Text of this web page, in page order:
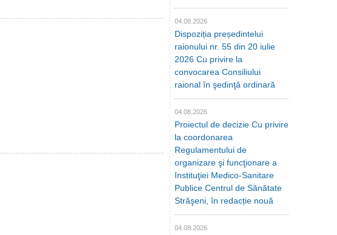
04.08.2026
Dispoziția președintelui
raionului nr. 55 din 20 iulie
2026 Cu privire la
convocarea Consiliului
raional în şedinţă ordinară
04.08.2026
Proiectul de decizie Cu privire
la coordonarea
Regulamentului de
organizare şi funcţionare a
Instituţiei Medico-Sanitare
Publice Centrul de Sănătate
Străşeni, în redacție nouă
04.08.2026